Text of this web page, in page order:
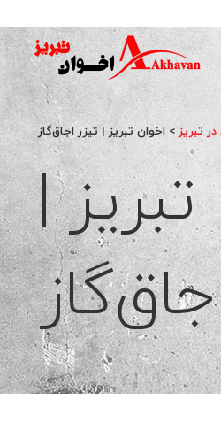
تبریز>اخوان تبریز | تیزر اجاق‌گاز
|